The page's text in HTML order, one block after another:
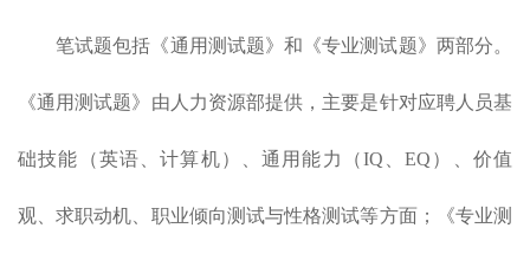
笔试题包括《通用测试题》和《专业测试题》两部分。
《通用测试题》由人力资源部提供，主要是针对应聘人员基
础技能（英语、计算机）、通用能力（IQ、EQ）、价值
观、求职动机、职业倾向测试与性格测试等方面；《专业测